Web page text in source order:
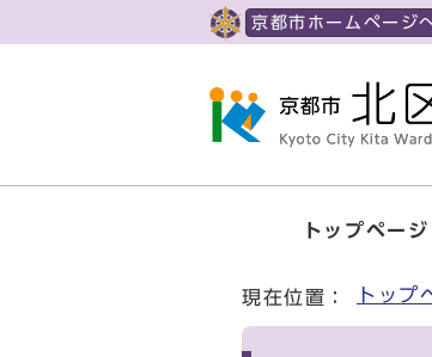
京都市ホームページ
トップページ
現在位置： トップ